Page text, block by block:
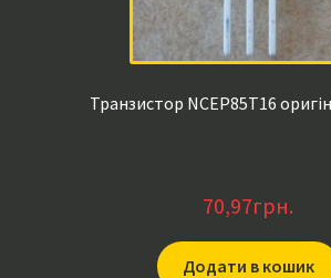
Транзистор NCEP85T16
70,97грн.
Додати в кошик